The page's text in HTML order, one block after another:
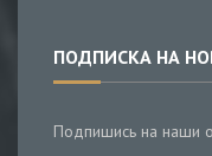
ПОДПИСКА НА
Подпишись на наши